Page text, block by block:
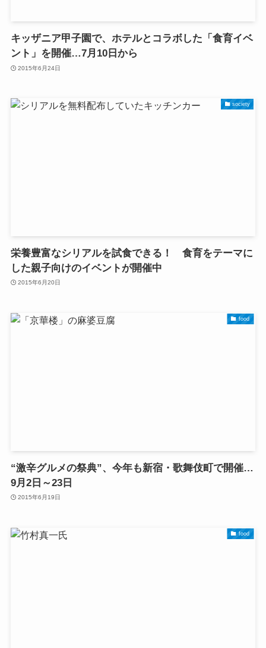
キッザニア甲子園で、ホテルとコラボした「食育イベ
ント」を開催…7月10日から
2015年6月24日
society
栄養豊富なシリアルを試食できる！ 食育をテーマに
した親子向けのイベントが開催中
2015年6月20日
food
“激辛グルメの祭典”、今年も新宿・歌舞伎町で開催…
9月2日～23日
2015年6月19日
food